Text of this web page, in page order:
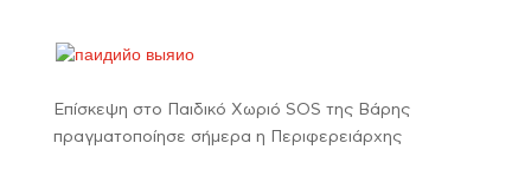
Επίσκεψη στο Παιδικό Χωριό SOS της Βάρης
πραγματοποίησε σήμερα η Περιφερειάρχης